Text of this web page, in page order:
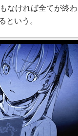
なければ全てが終
という。